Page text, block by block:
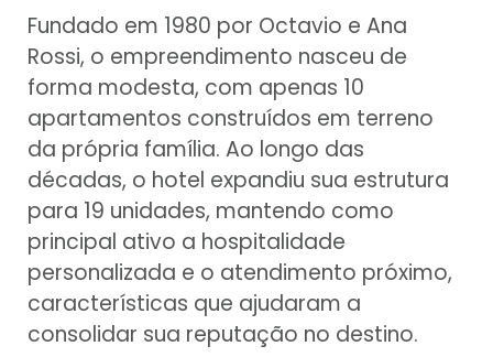
Fundado em 1980 por Octavio e Ana
Rossi, o empreendimento nasceu de
forma modesta, com apenas 10
apartamentos construídos em terreno
da própria família. Ao longo das
décadas, o hotel expandiu sua estrutura
para 19 unidades, mantendo como
principal ativo a hospitalidade
personalizada e o atendimento próximo,
características que ajudaram a
consolidar sua reputação no destino.